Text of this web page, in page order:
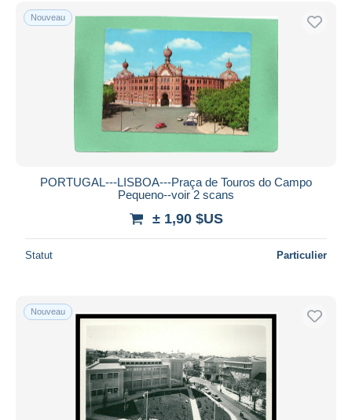
Uniquement en réduction
Livraison gratuite
Méthodes de paiement
PayPal
Virement bancaire
iDeal
Appliquer
Nouveau
PORTUGAL---LISBOA---Praça de Touros do Campo
Pequeno--voir 2 scans
± 1,90 $US
Statut Particulier
Nouveau